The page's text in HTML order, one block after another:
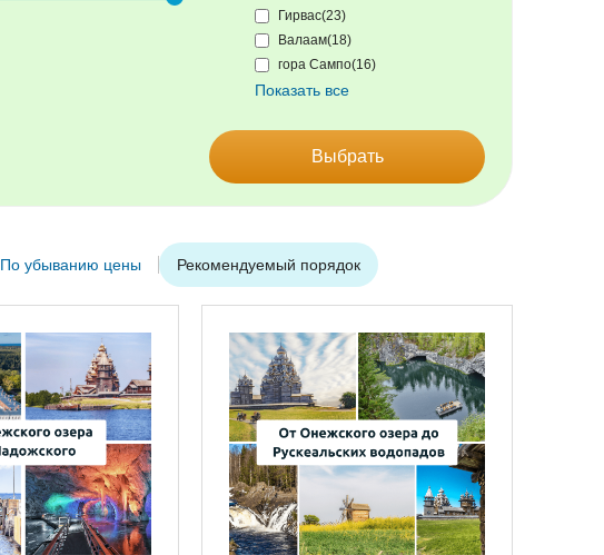
Гирвас(23)
Валаам(18)
гора Сампо(16)
Показать все
Выбрать
По убыванию цены Рекомендуемый порядок